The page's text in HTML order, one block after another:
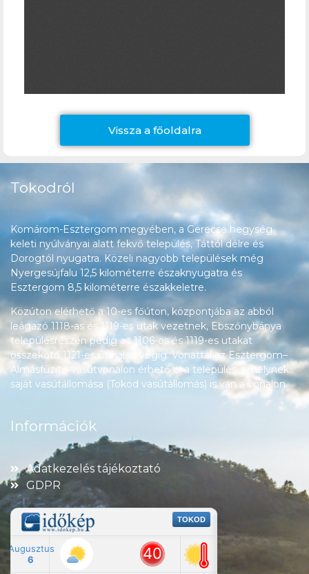
Vissza a főoldalra
Tokodról
Komárom-Esztergom megyében, a Gerecse hegység
keleti nyúlványai alatt fekvő település, Táttól délre és
Dorogtól nyugatra. Közeli nagyobb települések még
Nyergesújfalu 12,5 kilométerre északnyugatra és
Esztergom 8,5 kilométerre északkeletre.
Közúton elérhető a 10-es főúton, központjába az abból
leágazó 1118-as és 1119-es utak vezetnek, Ebszőnybánya
településrészén pedig az 1106-os és 1119-es utakat
összekötő 1121-es út halad végig. Vonattal az Esztergom–
Almásfüzitő-vasútvonalon érhető el a település, amelynek
saját vasútállomása (Tokod vasútállomás) is van a vonalon.
Információk
Adatkezelés tájékoztató
GDPR